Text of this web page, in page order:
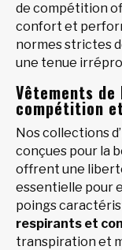
de compétition
confort et
normes strictes
une tenue
Vêtements
compétition
Nos collections
conçues pour la
offrent une
essentielle pour
poings
respirants et
transpiration et